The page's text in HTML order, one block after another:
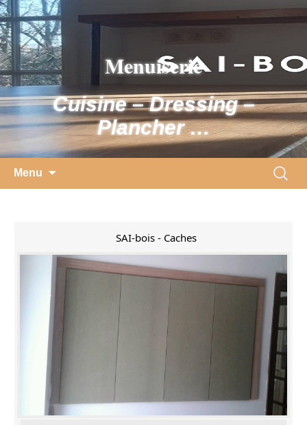
Skip
to
content
Menuiserie
Cuisine – Dressing –
Plancher …
Menu
Search
for:
SAI-bois - Caches